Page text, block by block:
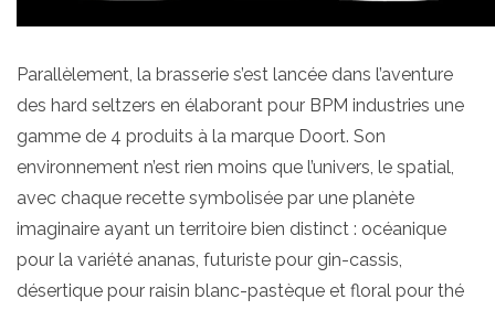
Parallèlement, la brasserie s’est lancée dans l’aventure
des hard seltzers en élaborant pour BPM industries une
gamme de 4 produits à la marque Doort. Son
environnement n’est rien moins que l’univers, le spatial,
avec chaque recette symbolisée par une planète
imaginaire ayant un territoire bien distinct : océanique
pour la variété ananas, futuriste pour gin-cassis,
désertique pour raisin blanc-pastèque et floral pour thé